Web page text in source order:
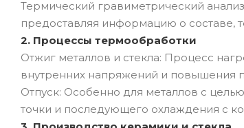
Термический гравиметрический
предоставляя информацию о составе,
2. Процессы термообработки
Отжиг металлов и стекла: Процесс
внутренних напряжений и повышения
Отпуск: Особенно для металлов с
точки и последующего охлаждения с